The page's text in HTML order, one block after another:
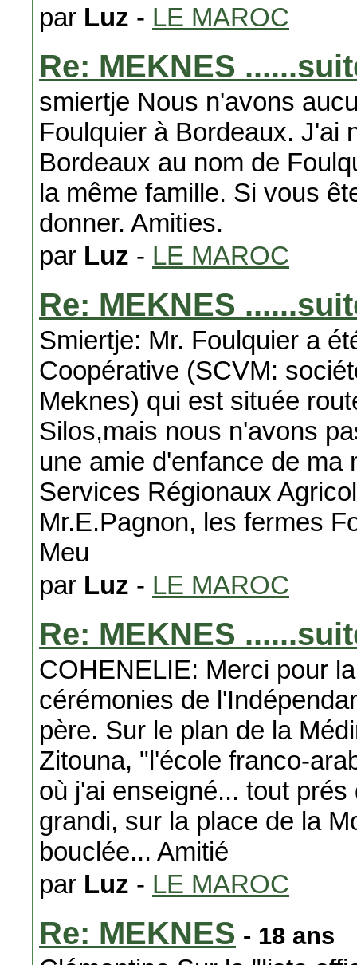
par Luz - LE MAROC
Re: MEKNES
smiertje Nous n'avons
Foulquier à Bordeaux. J'ai
Bordeaux au nom de
la même famille. Si vous
donner. Amities.
par Luz - LE MAROC
Re: MEKNES
Smiertje: Mr. Foulquier a
Coopérative (SCVM:
Meknes) qui est située
Silos,mais nous n'avons
une amie d'enfance de ma
Services Régionaux
Mr.E.Pagnon, les fermes
Meu
par Luz - LE MAROC
Re: MEKNES
COHENELIE: Merci pour
cérémonies de
père. Sur le plan de la
Zitouna, "l'école franco-
où j'ai enseigné... tout
grandi, sur la place de la
bouclée... Amitié
par Luz - LE MAROC
Re: MEKNES - 18 ans